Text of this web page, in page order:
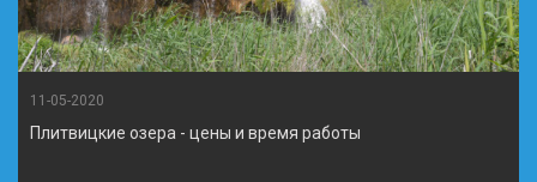
11-05-2020
Плитвицкие озера - цены и время работы